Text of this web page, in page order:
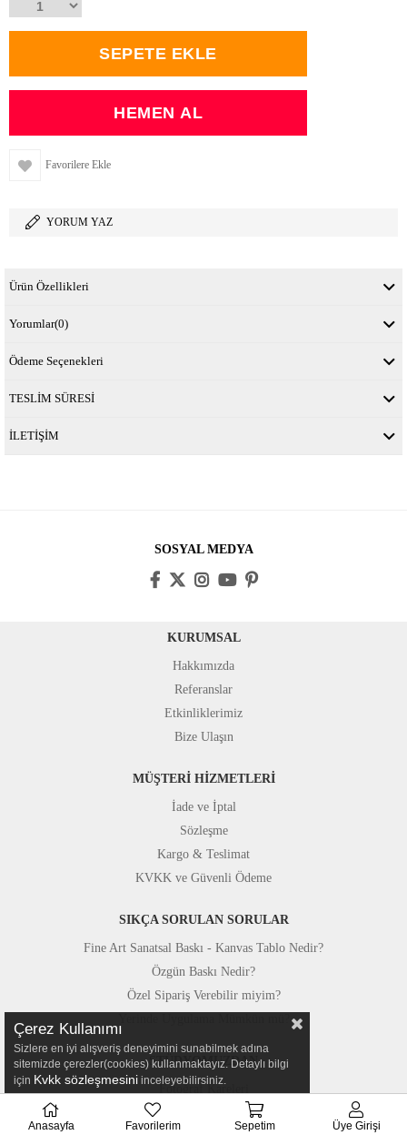
Favorilere Ekle
YORUM YAZ
Ürün Özellikleri
Yorumlar(0)
Ödeme Seçenekleri
TESLİM SÜRESİ
İLETİŞİM
SOSYAL MEDYA
KURUMSAL
Hakkımızda
Referanslar
Etkinliklerimiz
Bize Ulaşın
MÜŞTERİ HİZMETLERİ
İade ve İptal
Sözleşme
Kargo & Teslimat
KVKK ve Güvenli Ödeme
SIKÇA SORULAN SORULAR
Fine Art Sanatsal Baskı - Kanvas Tablo Nedir?
Özgün Baskı Nedir?
Özel Sipariş Verebilir miyim?
STÜDYOMUZDAN
Fotoğraf Kareleri
Basında Canvastar
Çerez Kullanımı
Sizlere en iyi alışveriş deneyimini sunabilmek adına
sitemizde çerezler(cookies) kullanmaktayız. Detaylı bilgi
için Kvkk sözleşmesini inceleyebilirsiniz.
Anasayfa Favorilerim Sepetim Üye Girişi